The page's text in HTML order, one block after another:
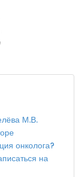
М.В.
онколога?
на